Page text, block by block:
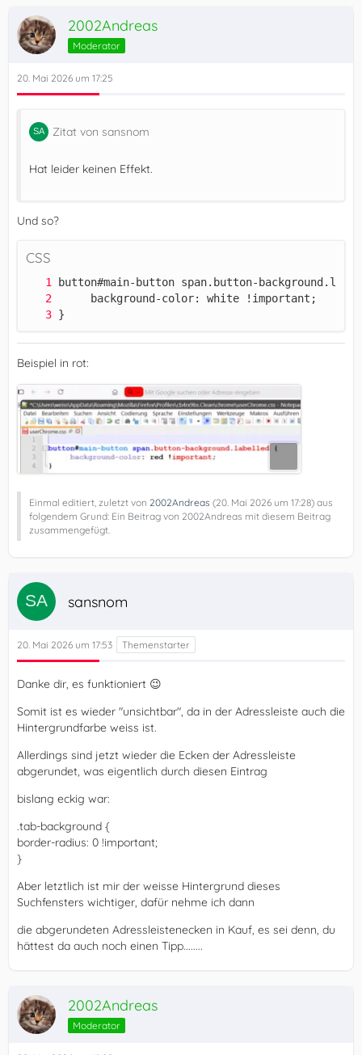
2002Andreas
Moderator
20. Mai 2026 um 17:25
Zitat von sansnom
Hat leider keinen Effekt.
Und so?
CSS
}
Beispiel in rot:
Einmal editiert, zuletzt von 2002Andreas (20. Mai 2026 um 17:28) aus
folgendem Grund: Ein Beitrag von 2002Andreas mit diesem Beitrag
zusammengefügt.
sansnom
20. Mai 2026 um 17:53
Danke dir, es funktioniert 😉
Somit ist es wieder "unsichtbar", da in der Adressleiste auch die
Hintergrundfarbe weiss ist.
Allerdings sind jetzt wieder die Ecken der Adressleiste
abgerundet, was eigentlich durch diesen Eintrag
bislang eckig war:
.tab-background {
border-radius: 0 !important;
}
Aber letztlich ist mir der weisse Hintergrund dieses
Suchfensters wichtiger, dafür nehme ich dann
die abgerundeten Adressleistenecken in Kauf, es sei denn, du
hättest da auch noch einen Tipp........
2002Andreas
Moderator